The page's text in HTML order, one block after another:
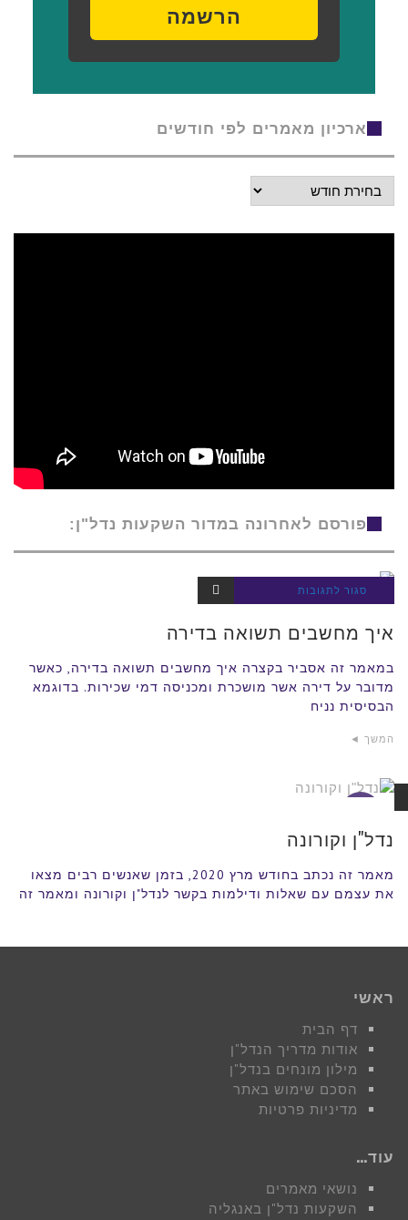
הרשמה
ארכיון מאמרים לפי חודשים
ארכיון
מאמרים
פורסם לאחרונה במדור השקעות נדל"ן:
סגור לתגובות
מחשבים
תשואה
בדירה
איך מחשבים תשואה בדירה
במאמר זה אסביר בקצרה איך מחשבים תשואה בדירה, כאשר
מדובר על דירה אשר מושכרת ומכניסה דמי שכירות. בדוגמא
הבסיסית נניח
המשך ◄
נדל"ן וקורונה
מאמר זה נכתב בחודש מרץ 2020, בזמן שאנשים רבים מצאו
את עצמם עם שאלות ודילמות בקשר לנדל"ן וקורונה ומאמר זה
ראשי
דף הבית
אודות מדריך הנדל"ן
מילון מונחים בנדל"ן
הסכם שימוש באתר
מדיניות פרטיות
עוד…
נושאי מאמרים
השקעות נדל"ן באנגליה